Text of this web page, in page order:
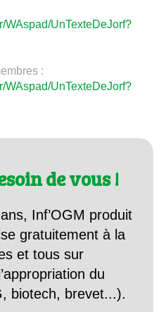
WAspad/UnTexteDeJorf?
:
WAspad/UnTexteDeJorf?
de vous !
Inf’OGM produit
gratuitement à la
et tous sur
du
biotech, brevet...).